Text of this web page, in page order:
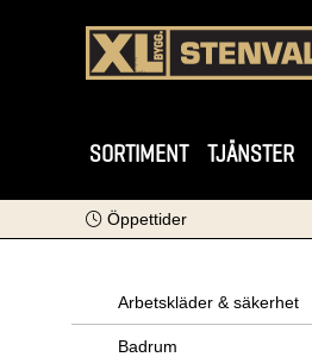
SORTIMENT TJÄNSTER
Öppettider
Arbetskläder & säkerhet
Badrum